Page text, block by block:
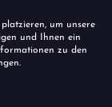
um unsere
und Ihnen ein
zu den